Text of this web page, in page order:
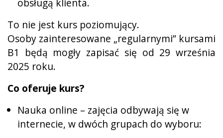
To nie jest kurs poziomujący.
Osoby zainteresowane „regularnymi” kursami
B1 będą mogły zapisać się od 29 września
2025 roku.
Co oferuje kurs?
Nauka online – zajęcia odbywają się w
internecie, w dwóch grupach do wyboru: